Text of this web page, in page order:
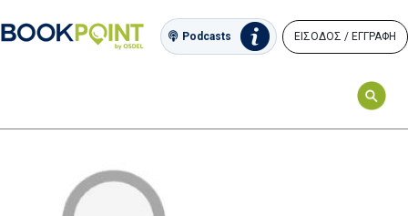
Podcasts ΕΙΣΟΔΟΣ / ΕΓΓΡΑΦΗ